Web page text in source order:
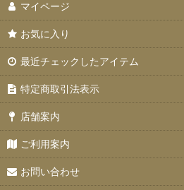
マイページ
お気に入り
最近チェックしたアイテム
特定商取引法表示
店舗案内
ご利用案内
お問い合わせ